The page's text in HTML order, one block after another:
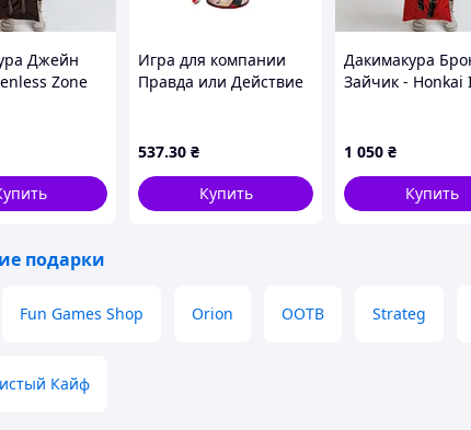
Джейн
Zone
Игра для компании
Правда или Действие
18 лет
537.30 ₴
Купить
Дакимакура
Зайчик - Honkai
лутшая с быстрой
1 050 ₴
Купить
подарки
Fun Games Shop Orion OOTB Strateg
Кайф